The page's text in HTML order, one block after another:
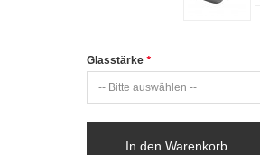
*
Glasstärke
In den Warenkorb